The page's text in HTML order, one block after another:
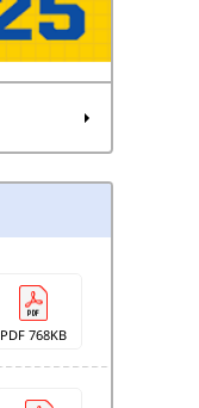
PDF 768KB